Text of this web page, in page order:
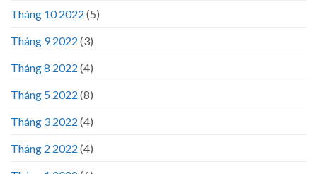
Tháng 10 2022 (5)
Tháng 9 2022 (3)
Tháng 8 2022 (4)
Tháng 5 2022 (8)
Tháng 3 2022 (4)
Tháng 2 2022 (4)